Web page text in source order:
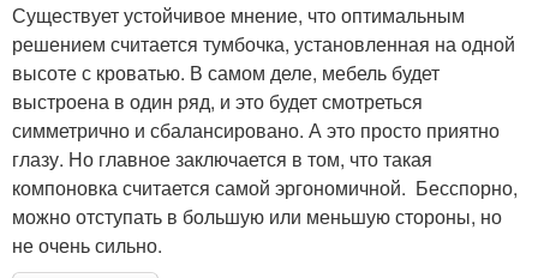
Существует устойчивое мнение, что оптимальным
решением считается тумбочка, установленная на одной
высоте с кроватью. В самом деле, мебель будет
выстроена в один ряд, и это будет смотреться
симметрично и сбалансировано. А это просто приятно
глазу. Но главное заключается в том, что такая
компоновка считается самой эргономичной. Бесспорно,
можно отступать в большую или меньшую стороны, но
не очень сильно.